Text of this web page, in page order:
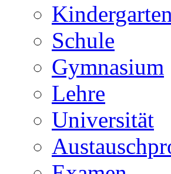
Kindergarten
Schule
Gymnasium
Lehre
Universität